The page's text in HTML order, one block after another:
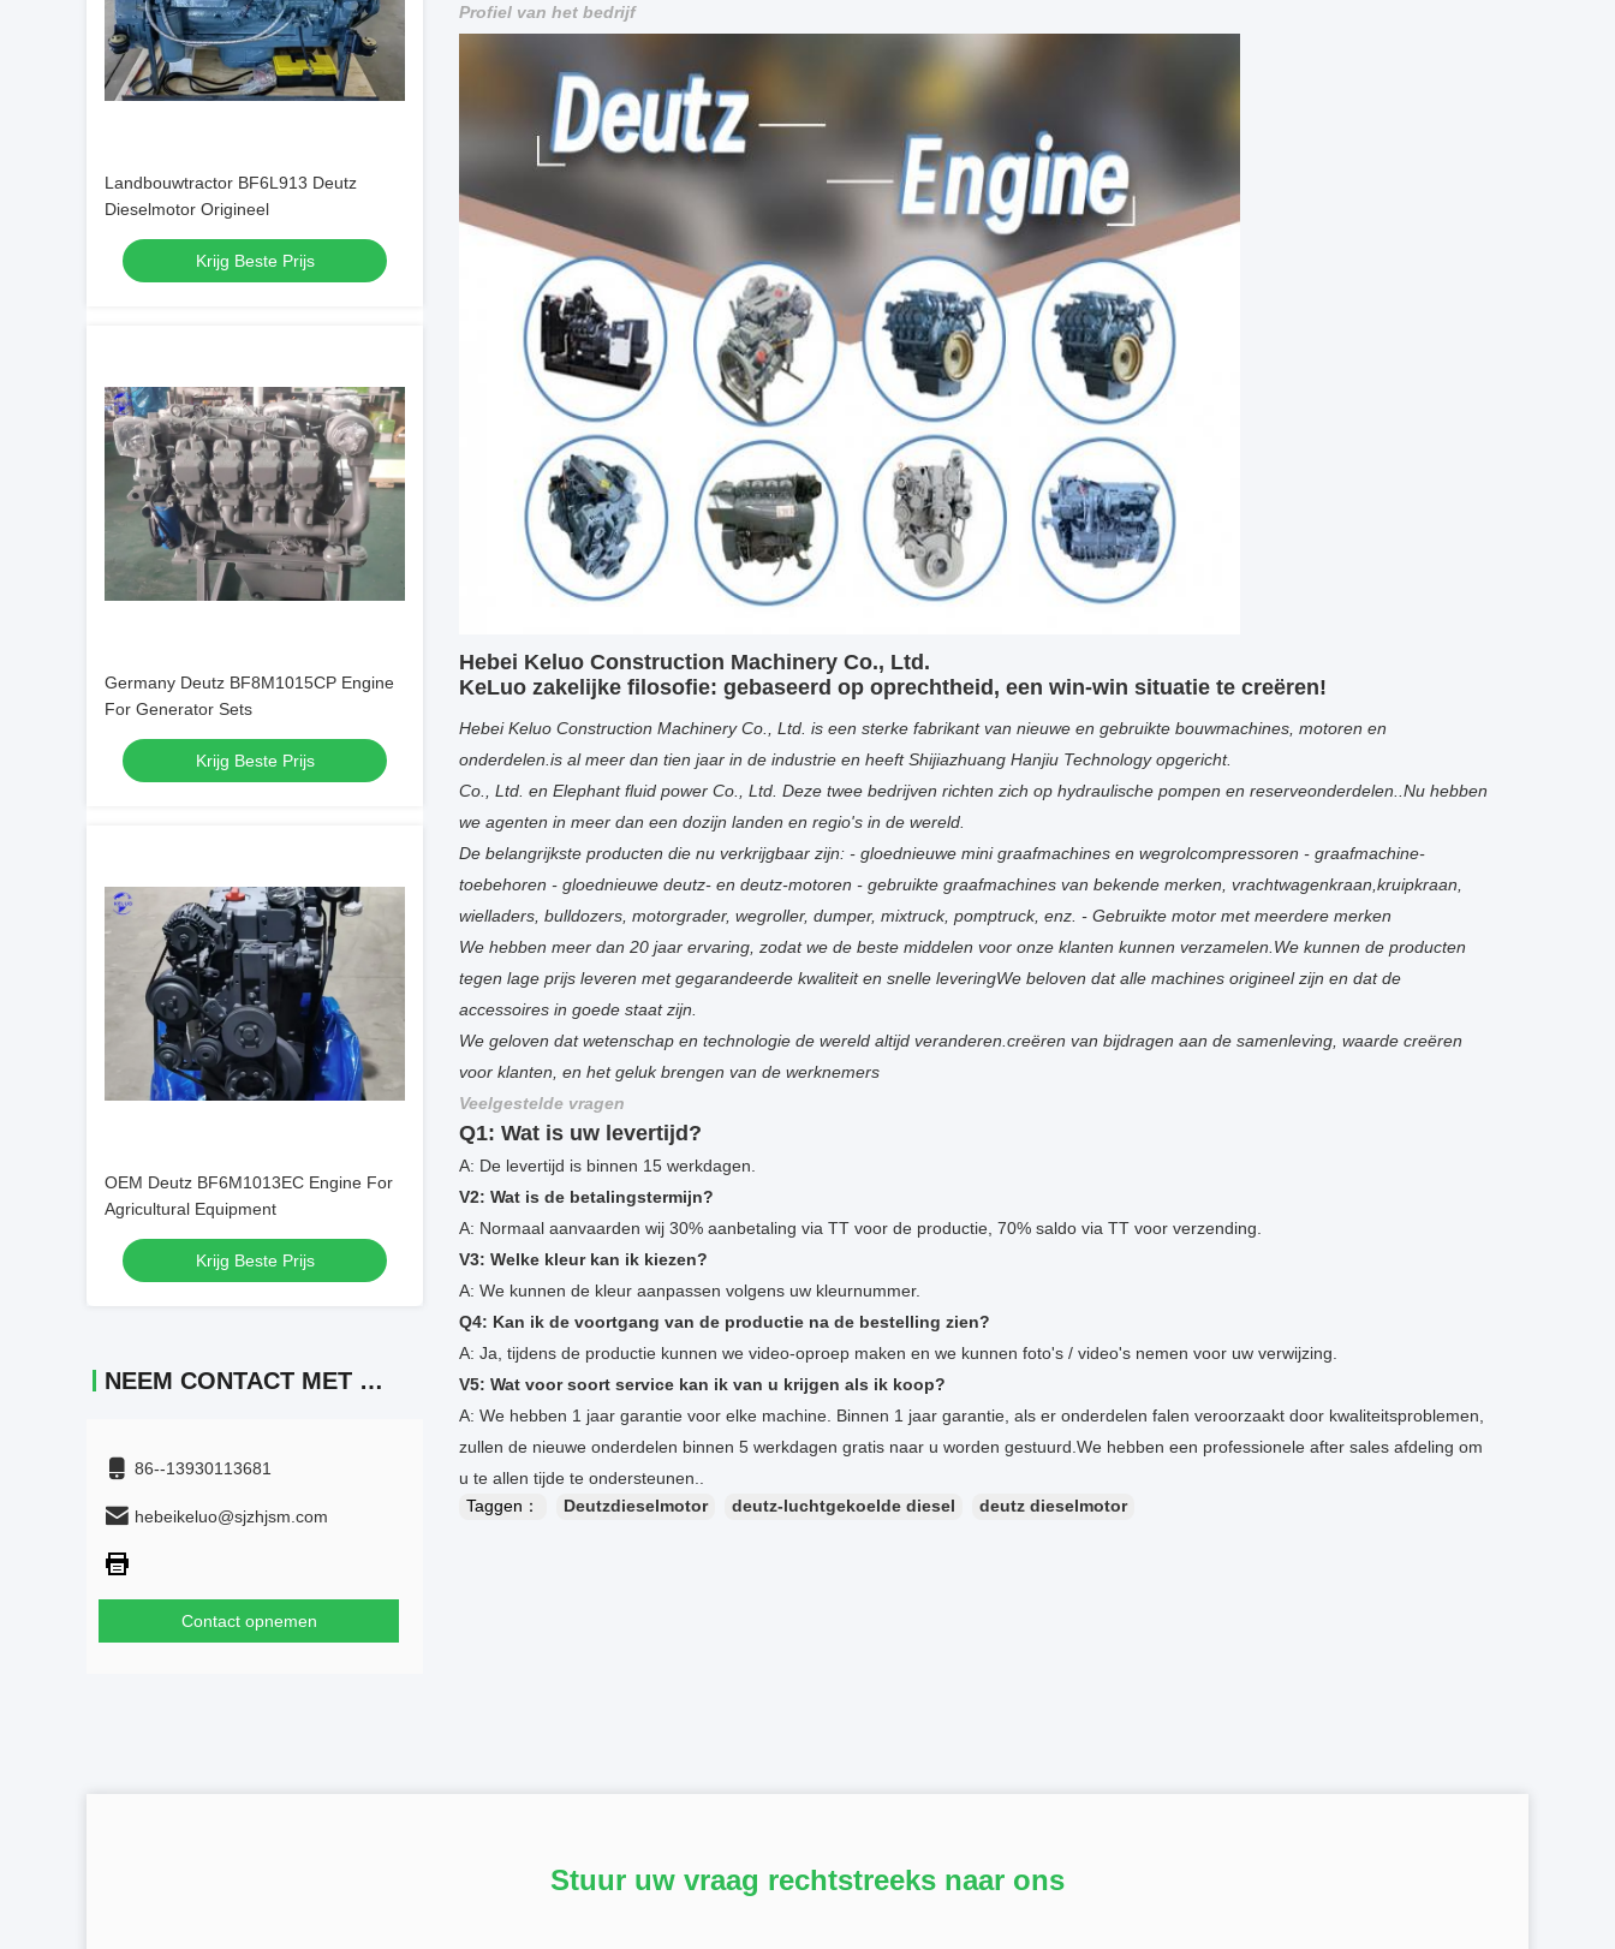
Landbouwtractor BF6L913 Deutz
Dieselmotor Origineel
Krijg Beste Prijs
Germany Deutz BF8M1015CP Engine
For Generator Sets
Krijg Beste Prijs
OEM Deutz BF6M1013EC Engine For
Agricultural Equipment
Krijg Beste Prijs
NEEM CONTACT MET ONS OP
86--13930113681
hebeikeluo@sjzhjsm.com
Contact opnemen
Profiel van het bedrijf
Hebei Keluo Construction Machinery Co., Ltd.
KeLuo zakelijke filosofie: gebaseerd op oprechtheid, een win-win situatie te creëren!
Hebei Keluo Construction Machinery Co., Ltd. is een sterke fabrikant van nieuwe en gebruikte bouwmachines, motoren en
onderdelen.is al meer dan tien jaar in de industrie en heeft Shijiazhuang Hanjiu Technology opgericht.
Co., Ltd. en Elephant fluid power Co., Ltd. Deze twee bedrijven richten zich op hydraulische pompen en reserveonderdelen..Nu hebben
we agenten in meer dan een dozijn landen en regio's in de wereld.
De belangrijkste producten die nu verkrijgbaar zijn: - gloednieuwe mini graafmachines en wegrolcompressoren - graafmachine-
toebehoren - gloednieuwe deutz- en deutz-motoren - gebruikte graafmachines van bekende merken, vrachtwagenkraan,kruipkraan,
wielladers, bulldozers, motorgrader, wegroller, dumper, mixtruck, pomptruck, enz. - Gebruikte motor met meerdere merken
We hebben meer dan 20 jaar ervaring, zodat we de beste middelen voor onze klanten kunnen verzamelen.We kunnen de producten
tegen lage prijs leveren met gegarandeerde kwaliteit en snelle leveringWe beloven dat alle machines origineel zijn en dat de
accessoires in goede staat zijn.
We geloven dat wetenschap en technologie de wereld altijd veranderen.creëren van bijdragen aan de samenleving, waarde creëren
voor klanten, en het geluk brengen van de werknemers
Veelgestelde vragen
Q1: Wat is uw levertijd?
A: De levertijd is binnen 15 werkdagen.
V2: Wat is de betalingstermijn?
A: Normaal aanvaarden wij 30% aanbetaling via TT voor de productie, 70% saldo via TT voor verzending.
V3: Welke kleur kan ik kiezen?
A: We kunnen de kleur aanpassen volgens uw kleurnummer.
Q4: Kan ik de voortgang van de productie na de bestelling zien?
A: Ja, tijdens de productie kunnen we video-oproep maken en we kunnen foto's / video's nemen voor uw verwijzing.
V5: Wat voor soort service kan ik van u krijgen als ik koop?
A: We hebben 1 jaar garantie voor elke machine. Binnen 1 jaar garantie, als er onderdelen falen veroorzaakt door kwaliteitsproblemen,
zullen de nieuwe onderdelen binnen 5 werkdagen gratis naar u worden gestuurd.We hebben een professionele after sales afdeling om
u te allen tijde te ondersteunen..
Taggen：
Deutzdieselmotor deutz-luchtgekoelde diesel deutz dieselmotor
Stuur uw vraag rechtstreeks naar ons